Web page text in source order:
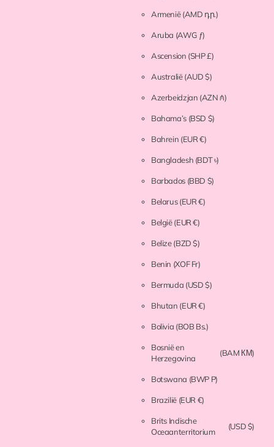
Armenië(AMD դր.)
Aruba (AWG ƒ)
Ascension (SHP £)
Australië(AUD $)
Azerbeidzjan (AZN ₼)
Bahama’s (BSD $)
Bahrein (EUR €)
Bangladesh (BDT ৳)
Barbados (BBD $)
Belarus(EUR €)
België(EUR €)
Belize(BZD $)
Benin (XOF Fr)
Bermuda (USD $)
Bhutan (EUR €)
Bolivia (BOB Bs.)
Bosnië en
Herzegovina
(BAM КМ)
Botswana (BWP P)
Brazilië (EUR €)
Brits Indische
Oceaanterritorium
(USD $)